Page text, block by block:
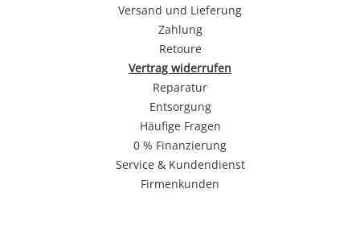
Versand und Lieferung
Zahlung
Retoure
Vertrag widerrufen
Reparatur
Entsorgung
Häufige Fragen
0 % Finanzierung
Service & Kundendienst
Firmenkunden